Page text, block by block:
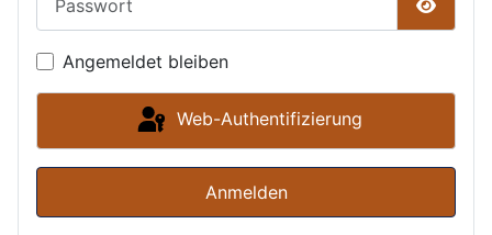
Angemeldet bleiben
Web-Authentifizierung
Anmelden